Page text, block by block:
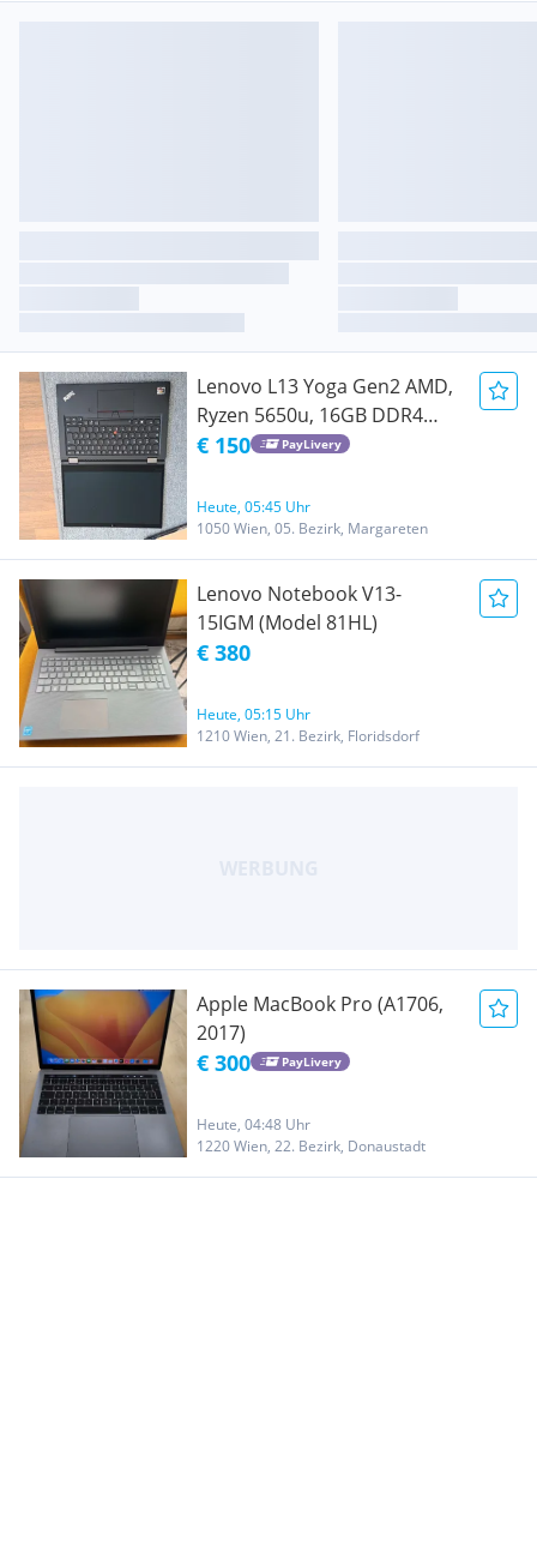
Lenovo L13 Yoga Gen2 AMD,
Ryzen 5650u, 16GB DDR4
Ram
€ 150 PayLivery
Heute, 05:45 Uhr
1050 Wien, 05. Bezirk, Margareten
Lenovo Notebook V13-
15IGM (Model 81HL)
€ 380
Heute, 05:15 Uhr
1210 Wien, 21. Bezirk, Floridsdorf
Apple MacBook Pro (A1706,
2017)
€ 300 PayLivery
Heute, 04:48 Uhr
1220 Wien, 22. Bezirk, Donaustadt